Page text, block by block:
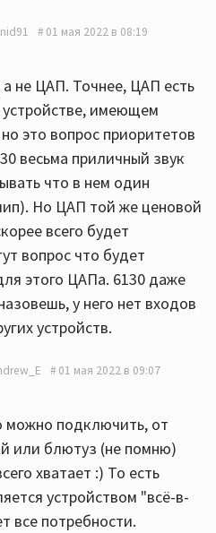
01 мая 2022 в 08:19
а не ЦАП. Точнее, ЦАП есть
имеющем
это вопрос приоритетов
весьма приличный звук
что в нем один
Но ЦАП той же ценовой
всего будет
вопрос что будет
этого ЦАПа. 6130 даже
у него нет входов
устройств.
01 мая 2022 в 09:07
можно подключить, от
или блютуз (не помню)
хватает :) То есть
устройством "всё-в-
все потребности.